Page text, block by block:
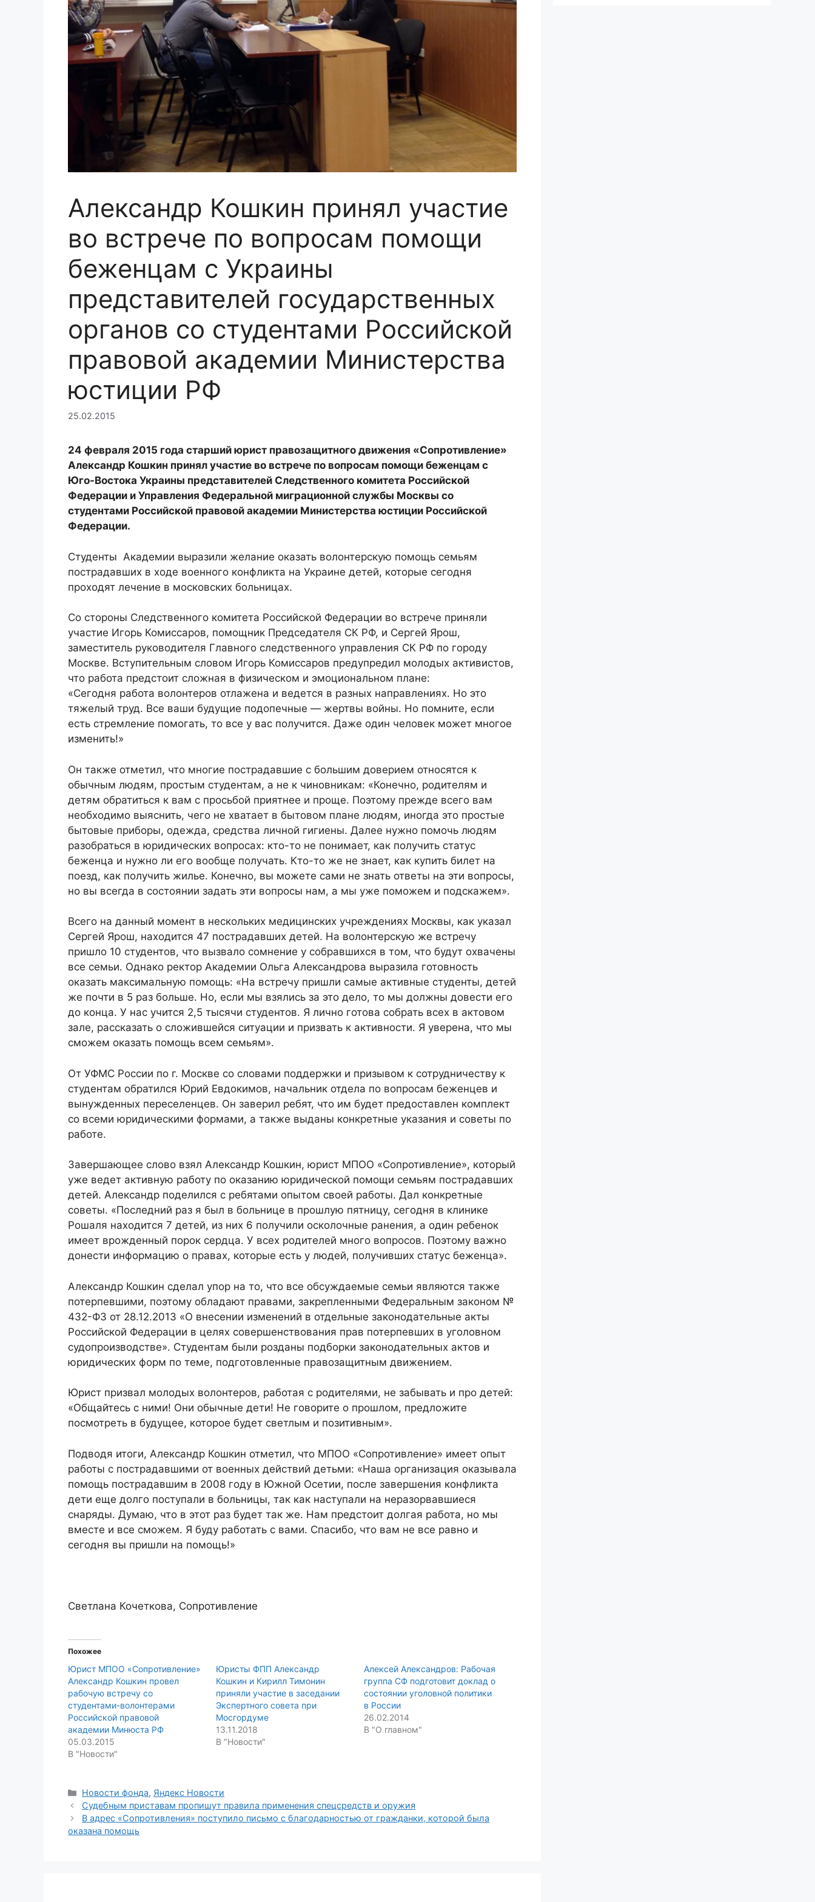
Александр Кошкин принял участие
во встрече по вопросам помощи
беженцам с Украины
представителей государственных
органов со студентами Российской
правовой академии Министерства
юстиции РФ
25.02.2015
24 февраля 2015 года старший юрист правозащитного движения «Сопротивление»
Александр Кошкин принял участие во встрече по вопросам помощи беженцам с
Юго-Востока Украины представителей Следственного комитета Российской
Федерации и Управления Федеральной миграционной службы Москвы со
студентами Российской правовой академии Министерства юстиции Российской
Федерации.
Студенты Академии выразили желание оказать волонтерскую помощь семьям
пострадавших в ходе военного конфликта на Украине детей, которые сегодня
проходят лечение в московских больницах.
Со стороны Следственного комитета Российской Федерации во встрече приняли
участие Игорь Комиссаров, помощник Председателя СК РФ, и Сергей Ярош,
заместитель руководителя Главного следственного управления СК РФ по городу
Москве. Вступительным словом Игорь Комиссаров предупредил молодых активистов,
что работа предстоит сложная в физическом и эмоциональном плане:
«Сегодня работа волонтеров отлажена и ведется в разных направлениях. Но это
тяжелый труд. Все ваши будущие подопечные — жертвы войны. Но помните, если
есть стремление помогать, то все у вас получится. Даже один человек может многое
изменить!»
Он также отметил, что многие пострадавшие с большим доверием относятся к
обычным людям, простым студентам, а не к чиновникам: «Конечно, родителям и
детям обратиться к вам с просьбой приятнее и проще. Поэтому прежде всего вам
необходимо выяснить, чего не хватает в бытовом плане людям, иногда это простые
бытовые приборы, одежда, средства личной гигиены. Далее нужно помочь людям
разобраться в юридических вопросах: кто-то не понимает, как получить статус
беженца и нужно ли его вообще получать. Кто-то же не знает, как купить билет на
поезд, как получить жилье. Конечно, вы можете сами не знать ответы на эти вопросы,
но вы всегда в состоянии задать эти вопросы нам, а мы уже поможем и подскажем».
Всего на данный момент в нескольких медицинских учреждениях Москвы, как указал
Сергей Ярош, находится 47 пострадавших детей. На волонтерскую же встречу
пришло 10 студентов, что вызвало сомнение у собравшихся в том, что будут охвачены
все семьи. Однако ректор Академии Ольга Александрова выразила готовность
оказать максимальную помощь: «На встречу пришли самые активные студенты, детей
же почти в 5 раз больше. Но, если мы взялись за это дело, то мы должны довести его
до конца. У нас учится 2,5 тысячи студентов. Я лично готова собрать всех в актовом
зале, рассказать о сложившейся ситуации и призвать к активности. Я уверена, что мы
сможем оказать помощь всем семьям».
От УФМС России по г. Москве со словами поддержки и призывом к сотрудничеству к
студентам обратился Юрий Евдокимов, начальник отдела по вопросам беженцев и
вынужденных переселенцев. Он заверил ребят, что им будет предоставлен комплект
со всеми юридическими формами, а также выданы конкретные указания и советы по
работе.
Завершающее слово взял Александр Кошкин, юрист МПОО «Сопротивление», который
уже ведет активную работу по оказанию юридической помощи семьям пострадавших
детей. Александр поделился с ребятами опытом своей работы. Дал конкретные
советы. «Последний раз я был в больнице в прошлую пятницу, сегодня в клинике
Рошаля находится 7 детей, из них 6 получили осколочные ранения, а один ребенок
имеет врожденный порок сердца. У всех родителей много вопросов. Поэтому важно
донести информацию о правах, которые есть у людей, получивших статус беженца».
Александр Кошкин сделал упор на то, что все обсуждаемые семьи являются также
потерпевшими, поэтому обладают правами, закрепленными Федеральным законом №
432-ФЗ от 28.12.2013 «О внесении изменений в отдельные законодательные акты
Российской Федерации в целях совершенствования прав потерпевших в уголовном
судопроизводстве». Студентам были розданы подборки законодательных актов и
юридических форм по теме, подготовленные правозащитным движением.
Юрист призвал молодых волонтеров, работая с родителями, не забывать и про детей:
«Общайтесь с ними! Они обычные дети! Не говорите о прошлом, предложите
посмотреть в будущее, которое будет светлым и позитивным».
Подводя итоги, Александр Кошкин отметил, что МПОО «Сопротивление» имеет опыт
работы с пострадавшими от военных действий детьми: «Наша организация оказывала
помощь пострадавшим в 2008 году в Южной Осетии, после завершения конфликта
дети еще долго поступали в больницы, так как наступали на неразорвавшиеся
снаряды. Думаю, что в этот раз будет так же. Нам предстоит долгая работа, но мы
вместе и все сможем. Я буду работать с вами. Спасибо, что вам не все равно и
сегодня вы пришли на помощь!»
Светлана Кочеткова, Сопротивление
Похожее
Юрист МПОО «Сопротивление»
Александр Кошкин провел
рабочую встречу со
студентами-волонтерами
Российской правовой
академии Минюста РФ
05.03.2015
В "Новости"
Юристы ФПП Александр
Кошкин и Кирилл Тимонин
приняли участие в заседании
Экспертного совета при
Мосгордуме
13.11.2018
В "Новости"
Алексей Александров: Рабочая
группа СФ подготовит доклад о
состоянии уголовной политики
в России
26.02.2014
В "О главном"
Categories
Новости фонда, Яндекс Новости
Судебным приставам пропишут правила применения спецсредств и оружия
В адрес «Сопротивления» поступило письмо с благодарностью от гражданки, которой была
оказана помощь